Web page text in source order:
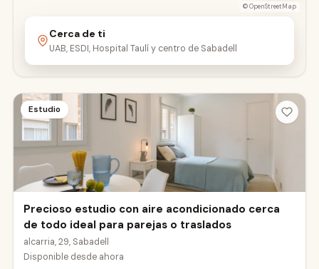
Estudio
Precioso estudio con aire acondicionado cerca
de todo ideal para parejas o traslados
alcarria, 29, Sabadell
Disponible desde ahora
©OpenStreetMap
Cerca de ti
UAB, ESDI, Hospital Taulí y centro de Sabadell